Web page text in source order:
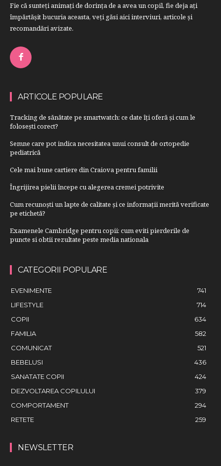
Fie că sunteţi animaţi de dorinţa de a avea un copil, fie deja aţi
împărtăşit bucuria aceasta, veți găsi aici interviuri, articole şi
recomandări avizate.
ARTICOLE POPULARE
Tracking de sănătate pe smartwatch: ce date îți oferă și cum le
folosești corect?
Semne care pot indica necesitatea unui consult de ortopedie
pediatrică
Cele mai bune cartiere din Craiova pentru familii
Îngrijirea pielii începe cu alegerea cremei potrivite
Cum recunoști un lapte de calitate și ce informații merită verificate
pe etichetă?
Examenele Cambridge pentru copii: cum eviti pierderile de
puncte si obtii rezultate peste media nationala
CATEGORII POPULARE
EVENIMENTE
741
LIFESTYLE
714
COPII
634
FAMILIA
582
COMUNICAT
521
BEBELUSI
436
SANATATE COPII
424
DEZVOLTAREA COPILULUI
379
COMPORTAMENT
294
RETETE
259
NEWSLETTER